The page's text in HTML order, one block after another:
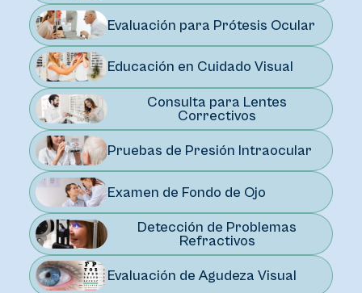
Evaluación para Prótesis Ocular
Educación en Cuidado Visual
Consulta para Lentes
Correctivos
Pruebas de Presión Intraocular
Examen de Fondo de Ojo
Detección de Problemas
Refractivos
Evaluación de Agudeza Visual